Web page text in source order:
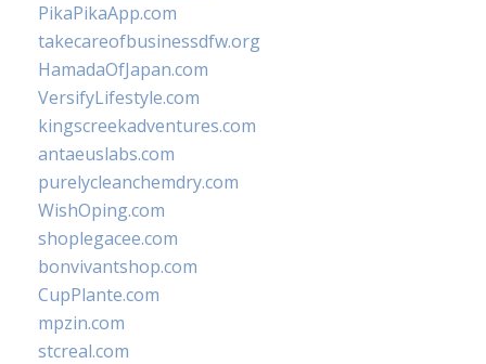
PikaPikaApp.com
takecareofbusinessdfw.org
HamadaOfJapan.com
VersifyLifestyle.com
kingscreekadventures.com
antaeuslabs.com
purelycleanchemdry.com
WishOping.com
shoplegacee.com
bonvivantshop.com
CupPlante.com
mpzin.com
stcreal.com